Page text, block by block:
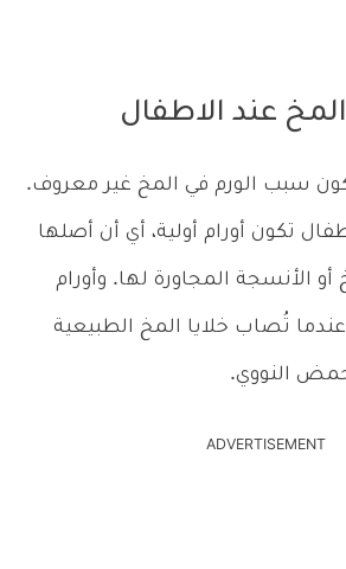
عند الاطفال
سبب الورم في المخ غير معروف.
تكون أورام أولية، أي أن أصلها
الأنسجة المجاورة لها. وأورام
تُصاب خلايا المخ الطبيعية
النووي.
ADVERTISEMENT